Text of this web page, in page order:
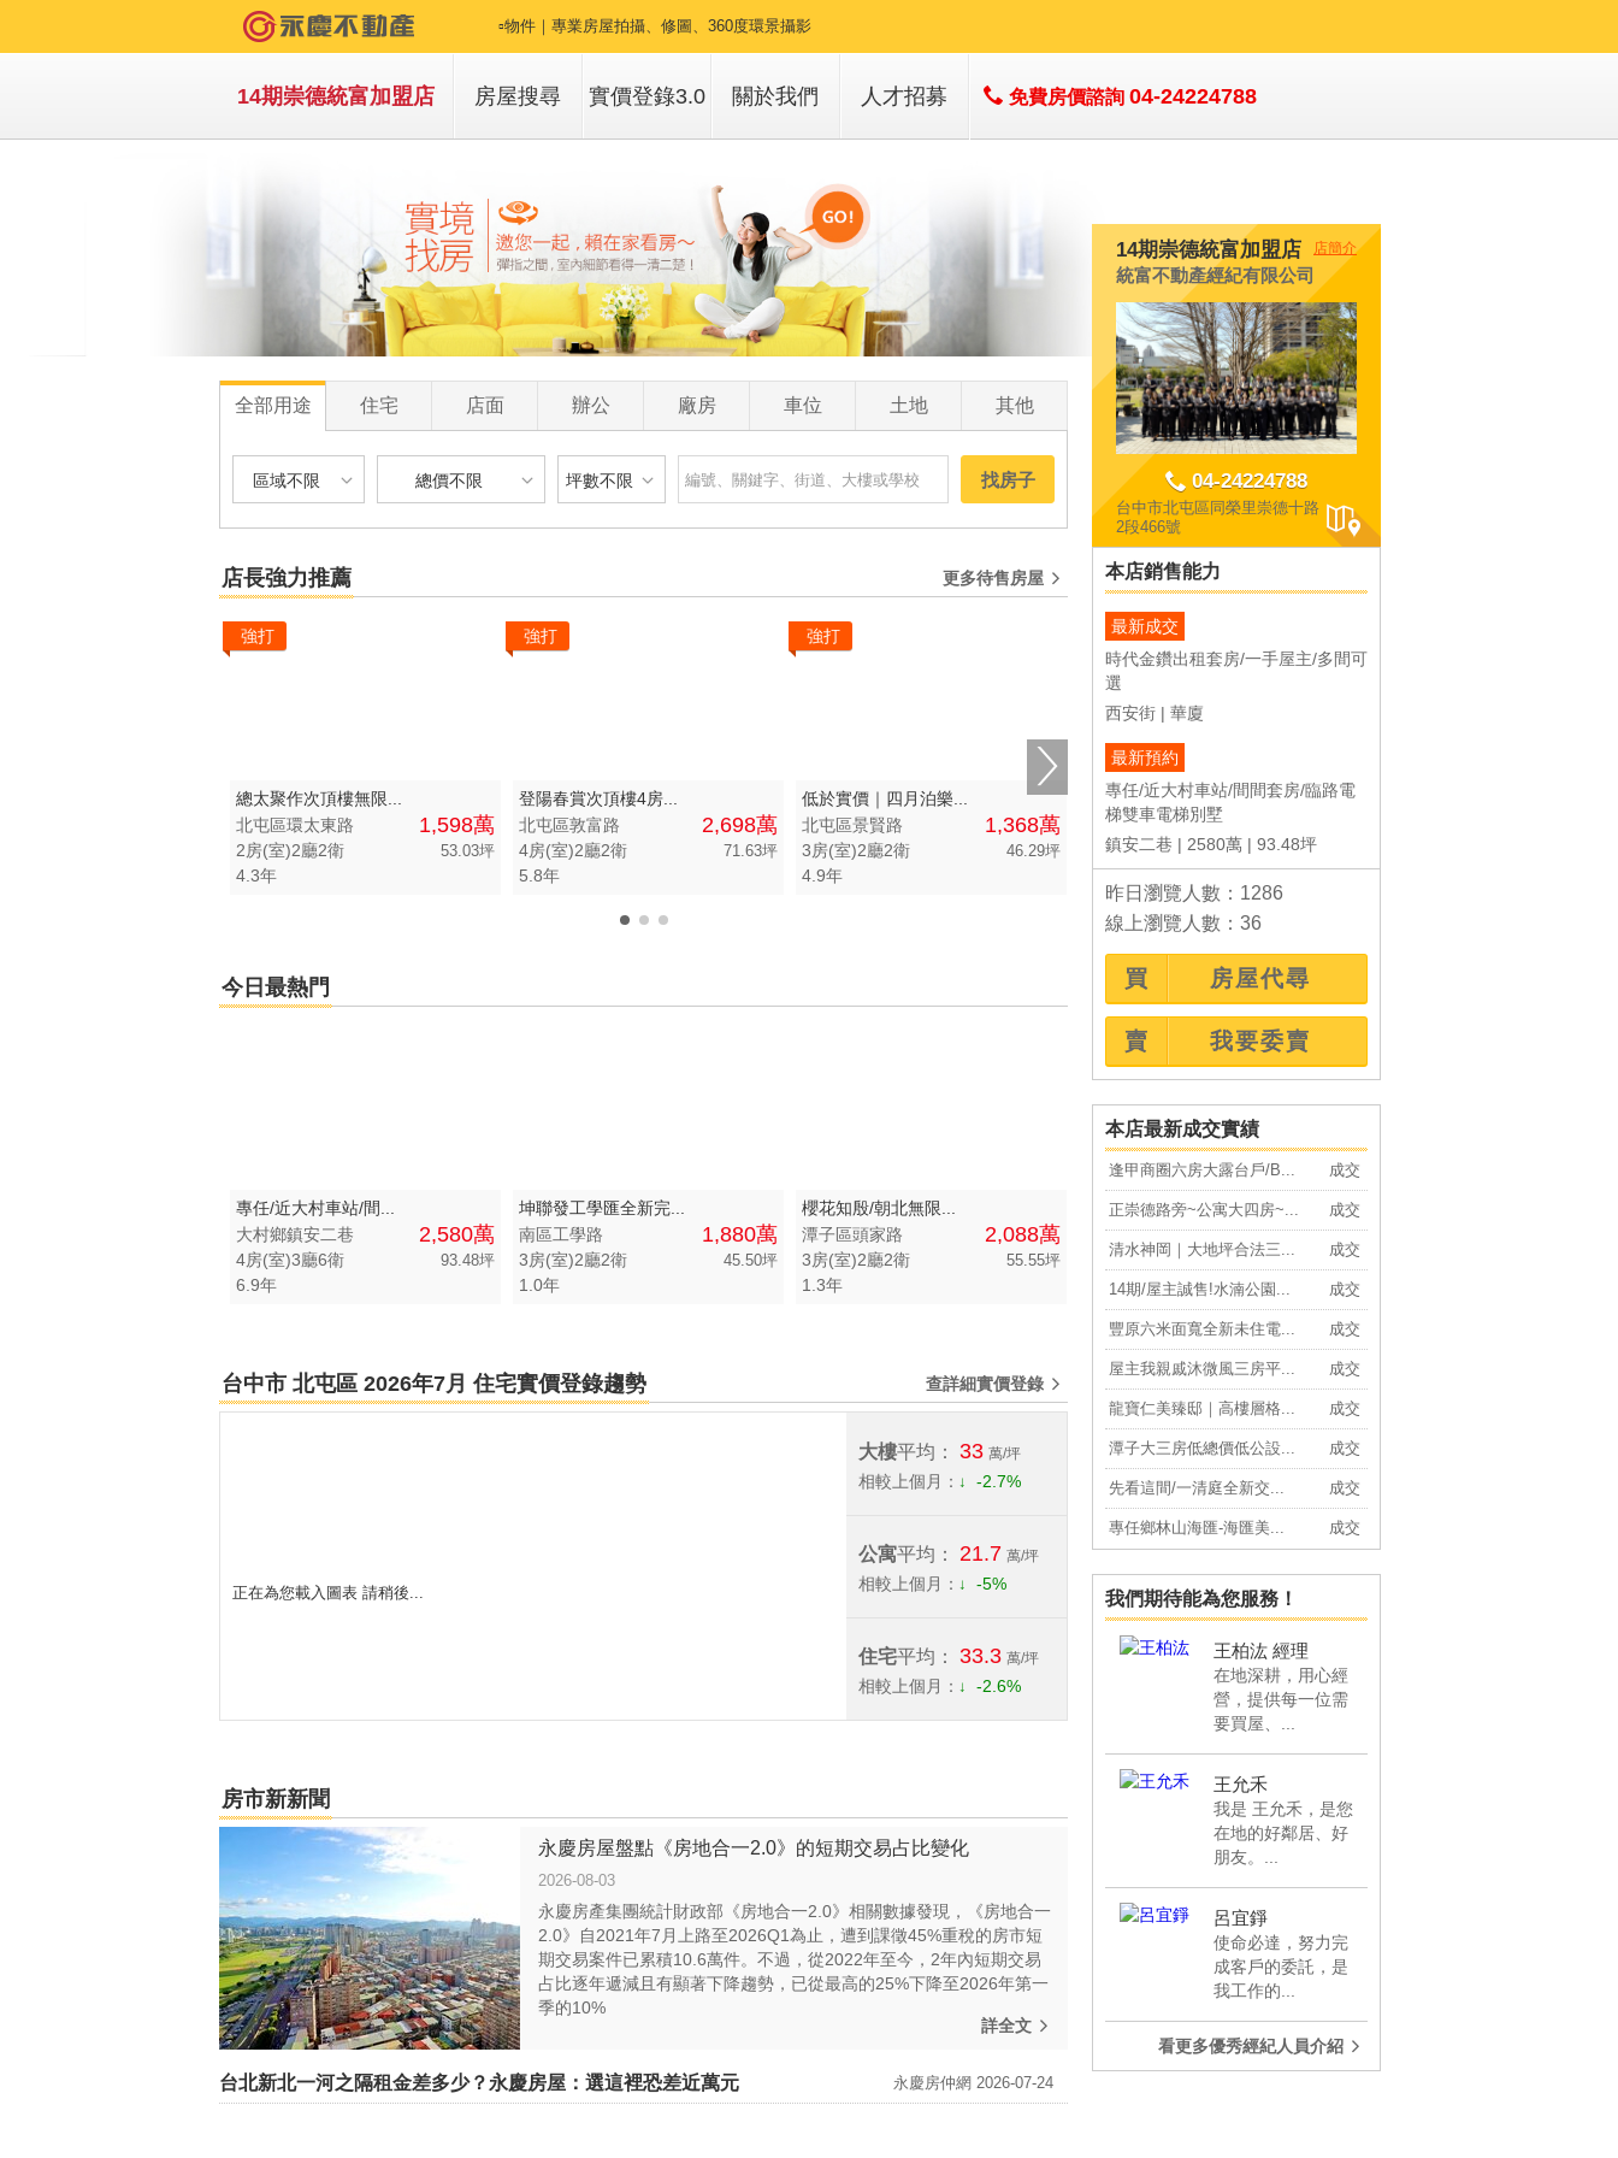
▫️物件｜專業房屋拍攝、修圖、360度環景攝影
▫️行銷｜跟進時代的潮流，網路行銷做好做滿
▫️土地｜專營14期土地，幫您解答任何疑難雜症
▪️空拍｜專業空拍介紹土地、預售屋
14期崇德統富加盟店 房屋搜尋
租房子
實價登錄3.0 關於我們
經營團隊
經營績效
服務項目
人才招募 免費房價諮詢 04-24224788
全部用途 住宅 店面 辦公 廠房 車位 土地 其他
區域不限
台中市-北屯區
台中市-北區
台中市-太平區
台中市-南區
台中市-東區
台中市-龍井區
台中市-霧峰區
台中市-后里區
台中市-大甲區
台中市-大肚區
彰化縣-鹿港鎮
彰化縣-福興鄉
彰化縣-溪湖鎮
彰化縣-芬園鄉
彰化縣-彰化市
總價不限
500 萬以下
500 萬 - 1000 萬
2000 萬 - 2500 萬
2500 萬以上
坪數不限
坪數不限
40 坪 - 50 坪
50 坪以上
找房子
店長強力推薦 更多待售房屋
總太聚作次頂樓無限...
北屯區環太東路
1,598萬
2房(室)2廳2衛 53.03坪
4.3年
強打
登陽春賞次頂樓4房...
北屯區敦富路
2,698萬
4房(室)2廳2衛 71.63坪
5.8年
強打
低於實價｜四月泊樂...
北屯區景賢路
1,368萬
3房(室)2廳2衛 46.29坪
4.9年
強打
豐原市中心15套收租...
豐原區中正路
15房(室)15廳15衛 47.19坪
50.1年
強打
2.9年
今日最熱門
專任/近大村車站/間...
大村鄉鎮安二巷
2,580萬
4房(室)3廳6衛 93.48坪
6.9年
坤聯發工學匯全新完...
南區工學路
1,880萬
3房(室)2廳2衛 45.50坪
1.0年
櫻花知殷/朝北無限...
潭子區頭家路
2,088萬
3房(室)2廳2衛 55.55坪
1.3年
台中市 北屯區 2026年7月 住宅實價登錄趨勢 查詳細實價登錄
正在為您載入圖表 請稍後...
大樓平均： 33 萬/坪
相較上個月： -2.7%
公寓平均： 21.7 萬/坪
相較上個月： -5%
住宅平均： 33.3 萬/坪
相較上個月： -2.6%
房市新新聞
永慶房屋盤點《房地合一2.0》的短期交易占比變化
2026-08-03
永慶房產集團統計財政部《房地合一2.0》相關數據發現，《房地合一
2.0》自2021年7月上路至2026Q1為止，遭到課徵45%重稅的房市短
期交易案件已累積10.6萬件。不過，從2022年至今，2年內短期交易
占比逐年遞減且有顯著下降趨勢，已從最高的25%下降至2026年第一
季的10%
詳全文
台北新北一河之隔租金差多少？永慶房屋：選這裡恐差近萬元 永慶房仲網 2026-07-24
14期崇德統富加盟店 店簡介
統富不動產經紀有限公司
04-24224788
台中市北屯區同榮里崇德十路
2段466號
本店銷售能力
最新成交
時代金鑽出租套房/一手屋主/多間可
選
西安街
華廈
最新預約
專任/近大村車站/間間套房/臨路電
梯雙車電梯別墅
鎮安二巷
2580萬 93.48坪
昨日瀏覽人數：1286
線上瀏覽人數：36
買 房屋代尋
賣 我要委賣
本店最新成交實績
逢甲商圈六房大露台戶/B...
正崇德路旁~公寓大四房~... 成交
清水神岡｜大地坪合法三... 成交
14期/屋主誠售!水湳公園... 成交
豐原六米面寬全新未住電... 成交
屋主我親戚沐微風三房平... 成交
龍寶仁美臻邸｜高樓層格... 成交
潭子大三房低總價低公設... 成交
先看這間/一清庭全新交... 成交
專任鄉林山海匯-海匯美... 成交
豐原全新位住電梯精裝套... 成交
東山商圈低總價電梯二房...
北屯一中街收租五套房屋...
超美勝美築高樓層兩房平... 成交
登陽釀時光3房平車綠意...
北屯秒殺件/新都生態公...
西屯近中央公園高樓層B1... 成交
專任逢甲商圈獨洗獨曬套... 成交
獨賣質感裝潢大套房/社... 成交
潭子頭家商圈正頭張路臨...
正雅潭路上雙店面建地大... 成交
東海藝術商圈低總價透天...
大降150萬/輕屋齡高樓三... 成交
我們期待能為您服務！
王柏汯 經理
在地深耕，用心經
營，提供每一位需
要買屋、...
王允禾
我是 王允禾，是您
在地的好鄰居、好
朋友。...
呂宜錚
使命必達，努力完
成客戶的委託，是
我工作的...
看更多優秀經紀人員介紹